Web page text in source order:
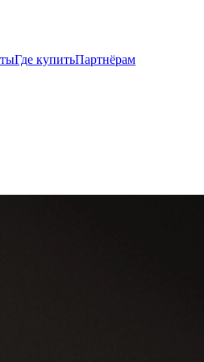
Где купитьПартнёрам